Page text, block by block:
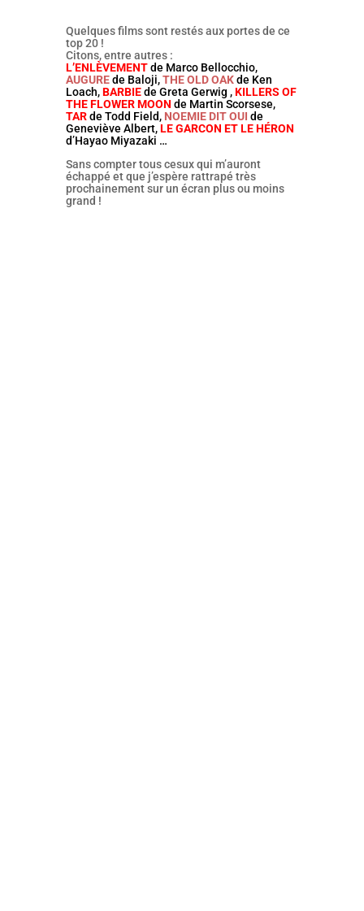
Quelques films sont restés aux portes de ce
top 20 !
Citons, entre autres :
L’ENLÈVEMENTde Marco Bellocchio,
AUGUREde Baloji,THE OLD OAKde Ken
Loach, BARBIEde Greta Gerwig ,KILLERS OF
THE FLOWER MOON de Martin Scorsese,
TARde Todd Field,NOEMIE DIT OUI de
Geneviève Albert,LE GARCON ET LE HÉRON
d’Hayao Miyazaki …
Sans compter tous cesux qui m’auront
échappé et que j’espère rattrapé très
prochainement sur un écran plus ou moins
grand !